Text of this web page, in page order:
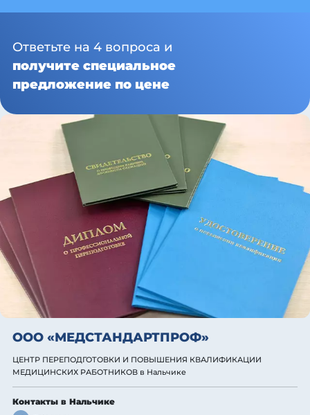
Ответьте на 4 вопроса и
получите специальное
предложение по цене
ООО «МЕДСТАНДАРТПРОФ»
ЦЕНТР ПЕРЕПОДГОТОВКИ И ПОВЫШЕНИЯ КВАЛИФИКАЦИИ
МЕДИЦИНСКИХ РАБОТНИКОВ в Нальчике
Контакты в Нальчике